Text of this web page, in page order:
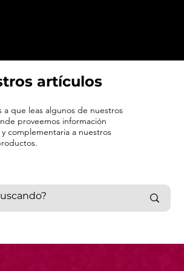
artículos
a que leas algunos de nuestros
proveemos información
complementaria a nuestros